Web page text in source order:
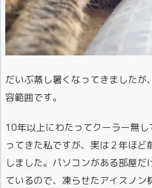
だいぶ蒸し暑くなってきましたが
容範囲です。
10年以上にわたってクーラー無
ってきた私ですが、実は２年ほど
しました。パソコンがある部屋だ
ているので、凍らせたアイスノン